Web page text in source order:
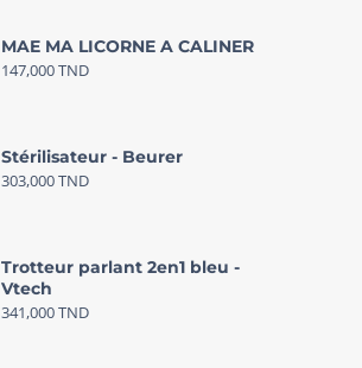
MAE MA LICORNE A CALINER
147,000TND
Stérilisateur - Beurer
303,000TND
Trotteur parlant 2en1 bleu -
Vtech
341,000TND